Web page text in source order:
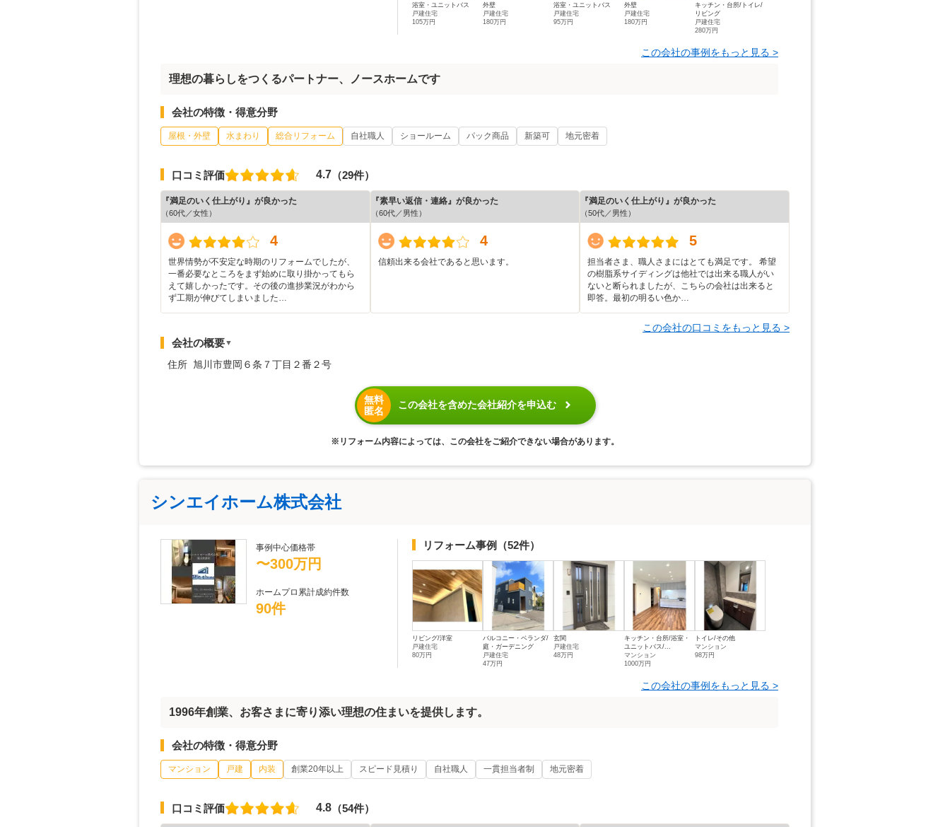
浴室・ユニットバス
戸建住宅
105万円
外壁
戸建住宅
180万円
浴室・ユニットバス
戸建住宅
95万円
外壁
戸建住宅
180万円
キッチン・台所/トイレ/
リビング
戸建住宅
280万円
この会社の事例をもっと見る >
理想の暮らしをつくるパートナー、ノースホームです
会社の特徴・得意分野
屋根・外壁 水まわり 総合リフォーム 自社職人 ショールーム パック商品 新築可 地元密着
口コミ評価 4.7 （29件）
『満足のいく仕上がり』が良かった
（60代／女性）
4
世界情勢が不安定な時期のリフォームでしたが、
一番必要なところをまず始めに取り掛かってもら
えて嬉しかったです。その後の進捗業況がわから
ず工期が伸びてしまいました…
『素早い返信・連絡』が良かった
（60代／男性）
4
信頼出来る会社であると思います。
『満足のいく仕上がり』が良かった
（50代／男性）
5
担当者さま、職人さまにはとても満足です。 希望
の樹脂系サイディングは他社では出来る職人がい
ないと断られましたが、こちらの会社は出来ると
即答。最初の明るい色か…
この会社の口コミをもっと見る >
会社の概要▼
住所 旭川市豊岡６条７丁目２番２号
無料
匿名
この会社を含めた会社紹介を申込む
※リフォーム内容によっては、この会社をご紹介できない場合があります。
シンエイホーム株式会社
事例中心価格帯
〜300万円
ホームプロ累計成約件数
90件
リフォーム事例 （52件）
リビング/洋室
戸建住宅
80万円
バルコニー・ベランダ/
庭・ガーデニング
戸建住宅
47万円
玄関
戸建住宅
48万円
キッチン・台所/浴室・
ユニットバス/...
マンション
1000万円
トイレ/その他
マンション
98万円
この会社の事例をもっと見る >
1996年創業、お客さまに寄り添い理想の住まいを提供します。
会社の特徴・得意分野
マンション 戸建 内装 創業20年以上 スピード見積り 自社職人 一貫担当者制 地元密着
口コミ評価 4.8 （54件）